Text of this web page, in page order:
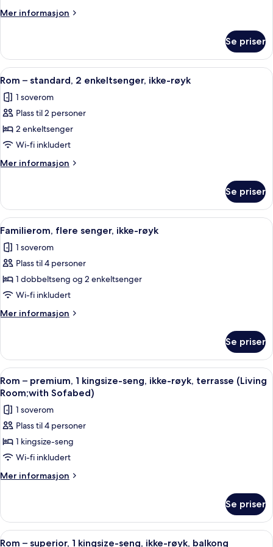
Mer informasjon
Mer
Twin
Room
Se priser
Åpne
alle
bildene
av
Rom
–
standard,
2
ikke-
røyk
Rom – standard, 2 enkeltsenger,
10
Rom – standard, 2 enkeltsenger, ikke-røyk
1 soverom
Plass til 2 personer
2 enkeltsenger
Wi-fi inkludert
Mer informasjon
Mer
–
standard,
2
ikke-
røyk
Se priser
Åpne
alle
bildene
av
Familierom,
flere
senger,
ikke-
Familierom, flere senger, ikke-røyk |
9
Familierom, flere senger, ikke-røyk
1 soverom
Plass til 4 personer
1 dobbeltseng og 2 enkeltsenger
Wi-fi inkludert
Mer informasjon
Mer
flere
senger,
ikke-
røyk
Se priser
Åpne
alle
bildene
av
Rom
–
premium,
1
ikke-
røyk,
terrasse
Rom – premium, 1 kingsize-seng,
7
Rom – premium, 1 kingsize-seng, ikke-røyk, terrasse (Living
Room;with Sofabed)
1 soverom
Plass til 4 personer
1 kingsize-seng
Wi-fi inkludert
Mer informasjon
Mer
–
premium,
1
Se priser
Åpne
Rom – superior, 1 kingsize-seng,
11
Rom – superior, 1 kingsize-seng, ikke-røyk, balkong